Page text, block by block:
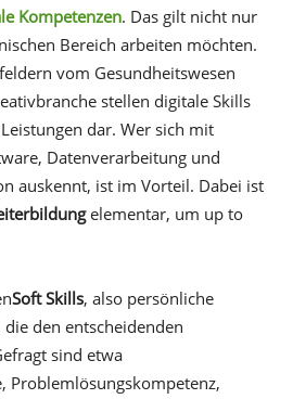
Kompetenzen. Das gilt nicht nur
Bereich arbeiten möchten.
vom Gesundheitswesen
stellen digitale Skills
dar. Wer sich mit
Datenverarbeitung und
auskennt, ist im Vorteil. Dabei ist
elementar, um up to
Soft Skills, also persönliche
den entscheidenden
sind etwa
Problemlösungskompetenz,